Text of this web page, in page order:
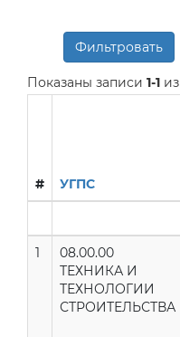
Фильтровать
Показаны записи 1-1 из
# УГПС
1
08.00.00
ТЕХНИКА И
ТЕХНОЛОГИИ
СТРОИТЕЛЬСТВА